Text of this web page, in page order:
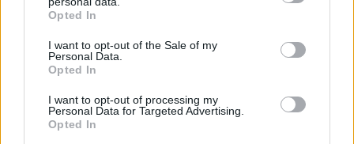
grant or deny consent to Google and its third-party tags to
use your data for below specified purposes in below Google
consent section.
Opted In
I want to opt-out of the Sale of my
Personal Data.
Opted In
I want to opt-out of processing my
Personal Data for Targeted Advertising.
Opted In
τέσσερις φοιτητές δολοφονήθηκαν μέσα σε λίγα
λεπτά
09.08.2026, 08:33